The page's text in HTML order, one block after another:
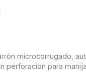
microcorrugado,
perforacion para